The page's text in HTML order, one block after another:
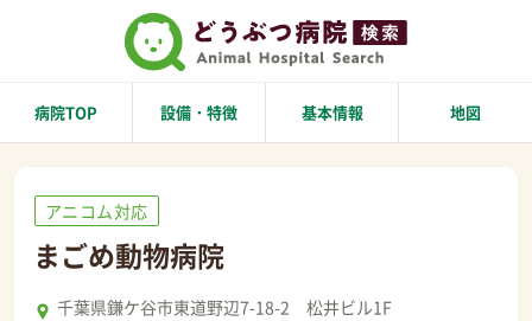
病院TOP 設備・特徴 基本情報 地図
アニコム対応
まごめ動物病院
千葉県鎌ケ谷市東道野辺7-18-2 松井ビル1F